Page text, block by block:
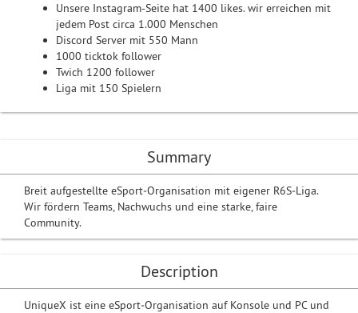
Summary
Breit aufgestellte eSport‑Organisation mit eigener R6S‑Liga.
Wir fördern Teams, Nachwuchs und eine starke, faire
Community.
Description
UniqueX ist eine eSport‑Organisation auf Konsole und PC und
Unsere Instagram-Seite hat 1400 likes. wir erreichen mit
jedem Post circa 1.000 Menschen
Discord Server mit 550 Mann
1000 ticktok follower
Twich 1200 follower
Liga mit 150 Spielern